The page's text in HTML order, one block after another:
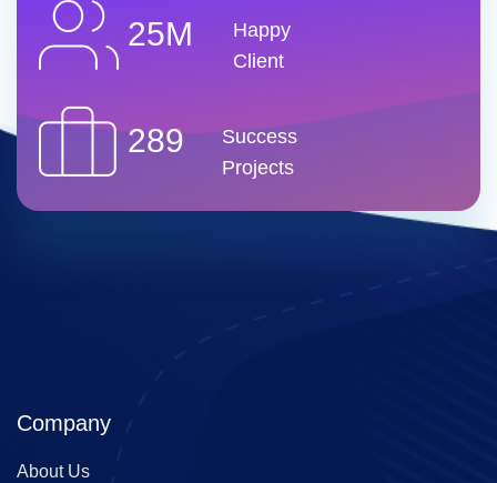
25M
Happy
Client
289
Success
Projects
Company
About Us